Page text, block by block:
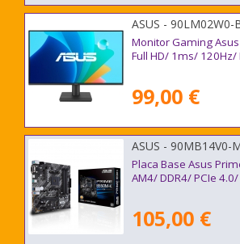
ASUS - 90LM02W0-
Monitor Gaming
Full HD/ 1ms/ 120Hz/
99,00 €
ASUS - 90MB14V0-
Placa Base Asus
AM4/ DDR4/ PCIe
105,00 €